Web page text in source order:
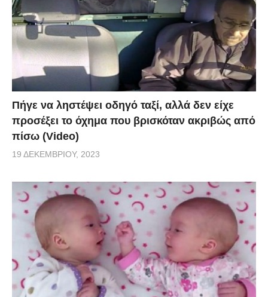
Πήγε να ληστέψει οδηγό ταξί, αλλά δεν είχε
προσέξει το όχημα που βρισκόταν ακριβώς από
πίσω (Video)
19 ΔΕΚΕΜΒΡΊΟΥ, 2023